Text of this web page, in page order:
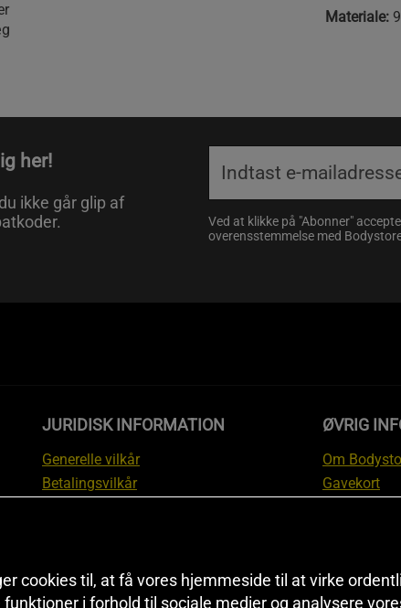
Materiale:
her!
ikke går glip af
Ved at klikke på "Abonner"
overensstemmelse med
JURIDISK INFORMATION
Generelle vilkår
Betalingsvilkår
Prisgaranti
Information om fortrydelsesret og
ØVRIG
Om
Gavekort
Sitemap
Black Friday
cookies til, at få vores hjemmeside til at virke
funktioner i forhold til sociale medier og analysere